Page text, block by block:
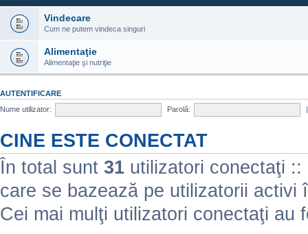
Vindecare
Cum ne putem vindeca singuri
Alimentaţie
Alimentaţie şi nutriţie
AUTENTIFICARE
Nume utilizator:
Parolă:
CINE ESTE CONECTAT
În total sunt 31 utilizatori conectaţi
care se bazează pe utilizatorii activi
Cei mai mulţi utilizatori conectaţi au